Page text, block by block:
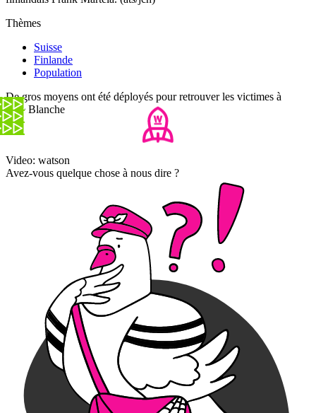
Thèmes
Suisse
Finlande
Population
De gros moyens ont été déployés pour retrouver les victimes à
Tête Blanche
Video: watson
Avez-vous quelque chose à nous dire ?